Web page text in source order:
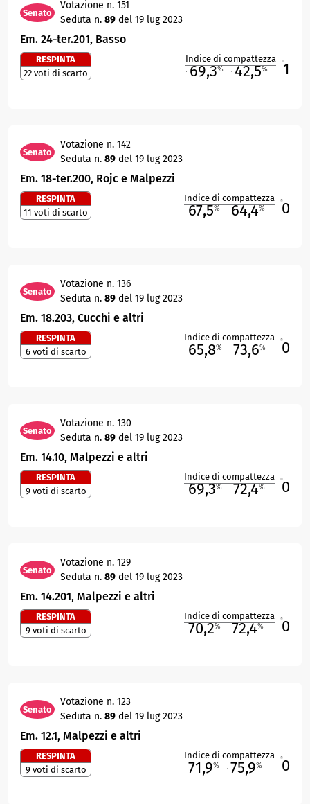
Senato
Votazione n. 151
Seduta n. 89 del 19 lug 2023
Em. 24-ter.201, Basso
RESPINTA
22 voti di scarto
Indice di compattezza
69,3% 42,5% 1
Senato
Votazione n. 142
Seduta n. 89 del 19 lug 2023
Em. 18-ter.200, Rojc e Malpezzi
RESPINTA
11 voti di scarto
Indice di compattezza
67,5% 64,4% 0
Senato
Votazione n. 136
Seduta n. 89 del 19 lug 2023
Em. 18.203, Cucchi e altri
RESPINTA
6 voti di scarto
Indice di compattezza
65,8% 73,6% 0
Senato
Votazione n. 130
Seduta n. 89 del 19 lug 2023
Em. 14.10, Malpezzi e altri
RESPINTA
9 voti di scarto
Indice di compattezza
69,3% 72,4% 0
Senato
Votazione n. 129
Seduta n. 89 del 19 lug 2023
Em. 14.201, Malpezzi e altri
RESPINTA
9 voti di scarto
Indice di compattezza
70,2% 72,4% 0
Senato
Votazione n. 123
Seduta n. 89 del 19 lug 2023
Em. 12.1, Malpezzi e altri
RESPINTA
9 voti di scarto
Indice di compattezza
71,9% 75,9% 0